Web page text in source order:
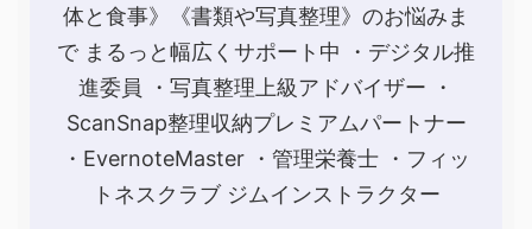
体と食事》《書類や写真整理》のお悩みま
で まるっと幅広くサポート中 ・デジタル推
進委員 ・写真整理上級アドバイザー ・
ScanSnap整理収納プレミアムパートナー
・EvernoteMaster ・管理栄養士 ・フィッ
トネスクラブ ジムインストラクター